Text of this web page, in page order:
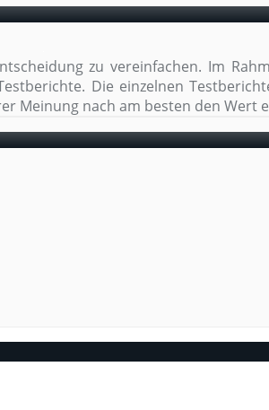
zu vereinfachen. Im
Die einzelnen
Meinung nach am besten den Wert